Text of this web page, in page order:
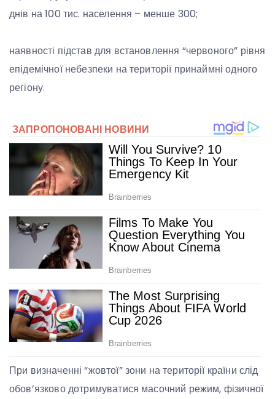
днів на 100 тис. населення – менше 300;
наявності підстав для встановлення “червоного” рівня
епідемічної небезпеки на території принаймні одного
регіону.
При визначенні “жовтої” зони на території країни слід
обов’язково дотримуватися масочний режим, фізичної